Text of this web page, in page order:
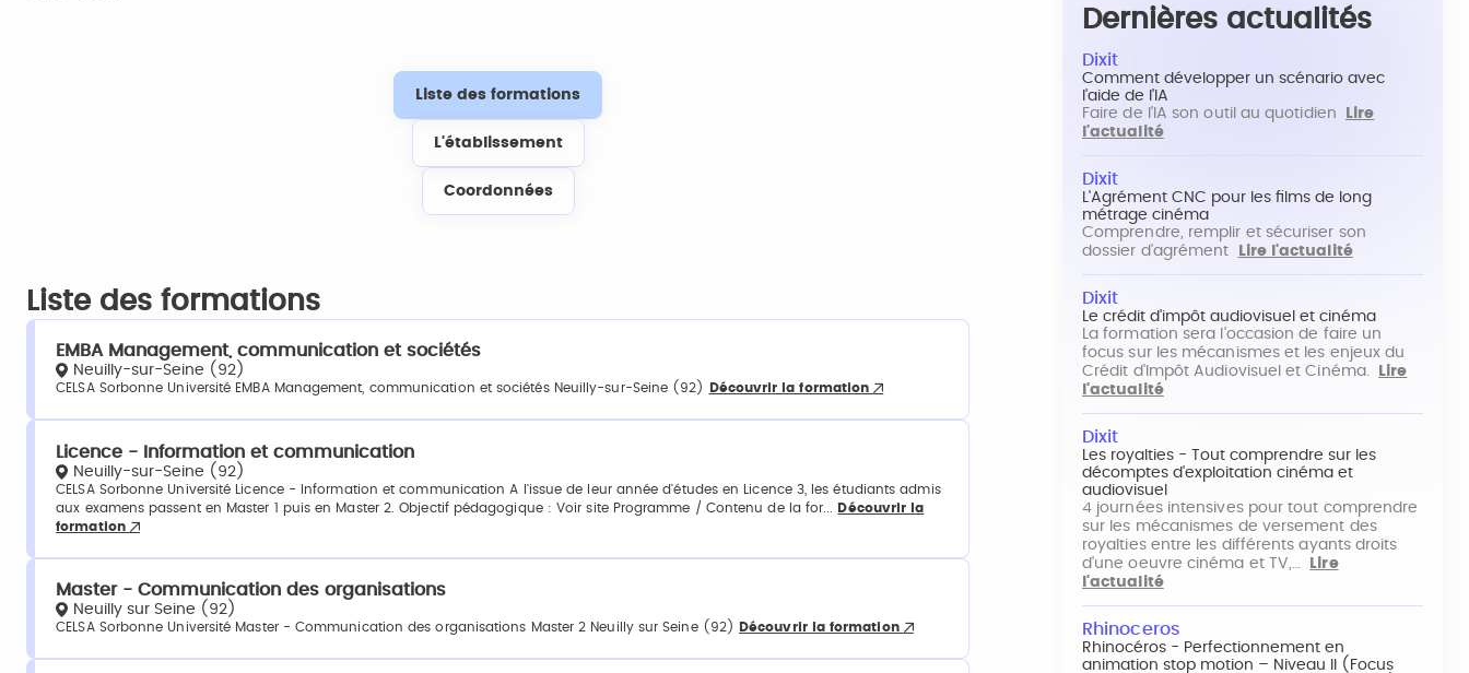
Liste des formations
L'établissement
Coordonnées
Liste des formations
EMBA Management, communication et sociétés
Neuilly-sur-Seine (92)
CELSA Sorbonne Université EMBA Management, communication et sociétés Neuilly-sur-Seine (92) Découvrir la formation
Licence - Information et communication
Neuilly-sur-Seine (92)
CELSA Sorbonne Université Licence - Information et communication A l'issue de leur année d'études en Licence 3, les étudiants admis
aux examens passent en Master 1 puis en Master 2. Objectif pédagogique : Voir site Programme / Contenu de la for...
Découvrir la
formation
Master - Communication des organisations
Neuilly sur Seine (92)
CELSA Sorbonne Université Master - Communication des organisations Master 2 Neuilly sur Seine (92) Découvrir la formation
Dernières actualités
Dixit
Comment développer un scénario avec
l'aide de l'IA
Faire de l'IA son outil au quotidien
Lire
l'actualité
Dixit
L'Agrément CNC pour les films de long
métrage cinéma
Comprendre, remplir et sécuriser son
dossier d'agrément
Lire l'actualité
Dixit
Le crédit d'impôt audiovisuel et cinéma
La formation sera l'occasion de faire un
focus sur les mécanismes et les enjeux du
Crédit d'Impôt Audiovisuel et Cinéma.
Lire
l'actualité
Dixit
Les royalties - Tout comprendre sur les
décomptes d'exploitation cinéma et
audiovisuel
4 journées intensives pour tout comprendre
sur les mécanismes de versement des
royalties entre les différents ayants droits
d'une oeuvre cinéma et TV,…
Lire
l'actualité
Rhinoceros
Rhinocéros - Perfectionnement en
animation stop motion – Niveau II (Focus